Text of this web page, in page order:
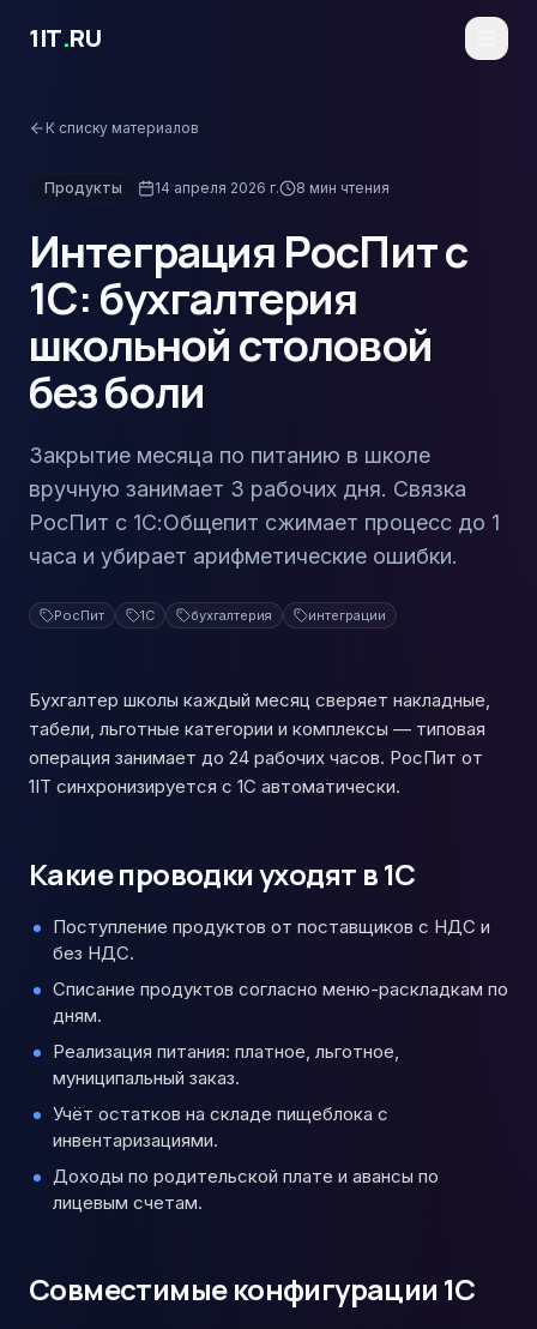
1IT.RU
К списку материалов
Продукты 14 апреля 2026 г. 8 мин чтения
Интеграция РосПит с
1С: бухгалтерия
школьной столовой
без боли
Закрытие месяца по питанию в школе
вручную занимает 3 рабочих дня. Связка
РосПит с 1С:Общепит сжимает процесс до 1
часа и убирает арифметические ошибки.
РосПит 1С бухгалтерия интеграции
Бухгалтер школы каждый месяц сверяет накладные,
табели, льготные категории и комплексы — типовая
операция занимает до 24 рабочих часов. РосПит от
1IT синхронизируется с 1С автоматически.
Какие проводки уходят в 1С
Поступление продуктов от поставщиков с НДС и
без НДС.
Списание продуктов согласно меню-раскладкам по
дням.
Реализация питания: платное, льготное,
муниципальный заказ.
Учёт остатков на складе пищеблока с
инвентаризациями.
Доходы по родительской плате и авансы по
лицевым счетам.
Совместимые конфигурации 1С